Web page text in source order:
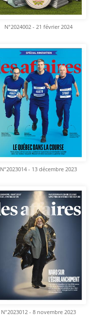
N°2024002 - 21 février 2024
N°2023014 - 13 décembre 2023
N°2023012 - 8 novembre 2023